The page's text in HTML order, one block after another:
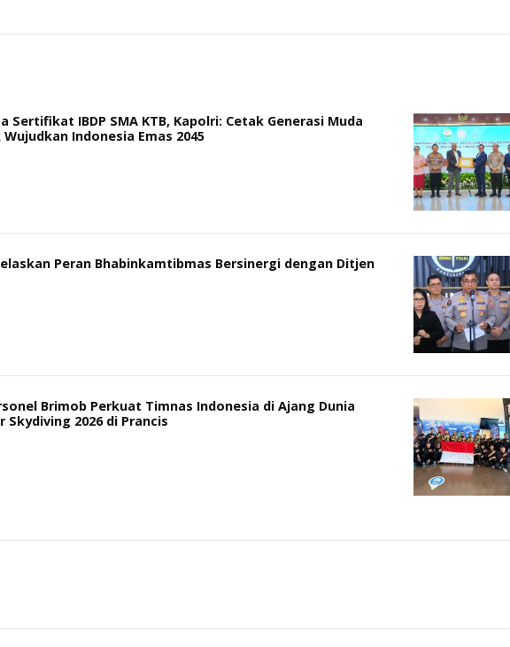
Sertifikat IBDP SMA KTB, Kapolri: Cetak Generasi Muda
Indonesia Emas 2045
Peran Bhabinkamtibmas Bersinergi dengan Ditjen
Brimob Perkuat Timnas Indonesia di Ajang Dunia
Skydiving 2026 di Prancis